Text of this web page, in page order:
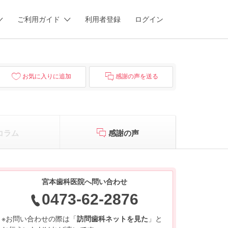
ご利用ガイド 利用者登録 ログイン
お気に入りに追加 感謝の声を送る
ラム 感謝の声
宮本歯科医院へ問い合わせ
0473-62-2876
※お問い合わせの際は「訪問歯科ネットを見た 」と